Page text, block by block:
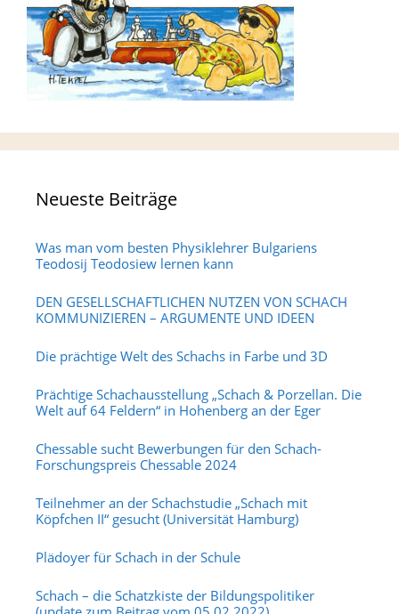
Neueste Beiträge
Was man vom besten Physiklehrer Bulgariens
Teodosij Teodosiew lernen kann
DEN GESELLSCHAFTLICHEN NUTZEN VON SCHACH
KOMMUNIZIEREN – ARGUMENTE UND IDEEN
Die prächtige Welt des Schachs in Farbe und 3D
Prächtige Schachausstellung „Schach & Porzellan. Die
Welt auf 64 Feldern“ in Hohenberg an der Eger
Chessable sucht Bewerbungen für den Schach-
Forschungspreis Chessable 2024
Teilnehmer an der Schachstudie „Schach mit
Köpfchen II“ gesucht (Universität Hamburg)
Plädoyer für Schach in der Schule
Schach – die Schatzkiste der Bildungspolitiker